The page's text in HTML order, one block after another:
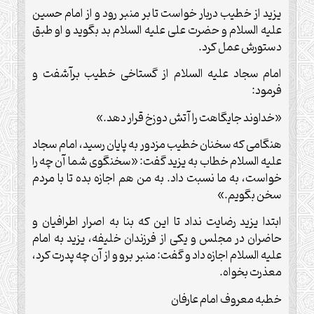
یزید از خطیب دربار خواست تا بر منبر رود و از امام حسین
علیه السلام و حضرت علی علیه السلام بد بگوید و او طبق
دستورش عمل کرد.
امام سجاد علیه السلام از گستاخی خطیب برآشفت و
فرمود:
«خداوند جایگاهت را آتش دوزخ قرار دهد.»
هنگامی که سخنان خطیب مزدور به پایان رسید، امام سجاد
علیه السلام خطاب به یزید گفت: «سخنگوی شما آن چه را
خواست، به ما نسبت داد. به من هم اجازه بده تا با مردم
سخن بگویم.»
ابتدا یزید رضایت نداد تا این که بنا به اصرار اطرافیان و
حاضران در مجلس و یکی از فرزندان خلیفه، یزید به امام
علیه السلام اجازه داد و گفت: منبر برو و از آن چه پدرت کرد،
معذرت بخواه.
خطبه معروف امام عارفان